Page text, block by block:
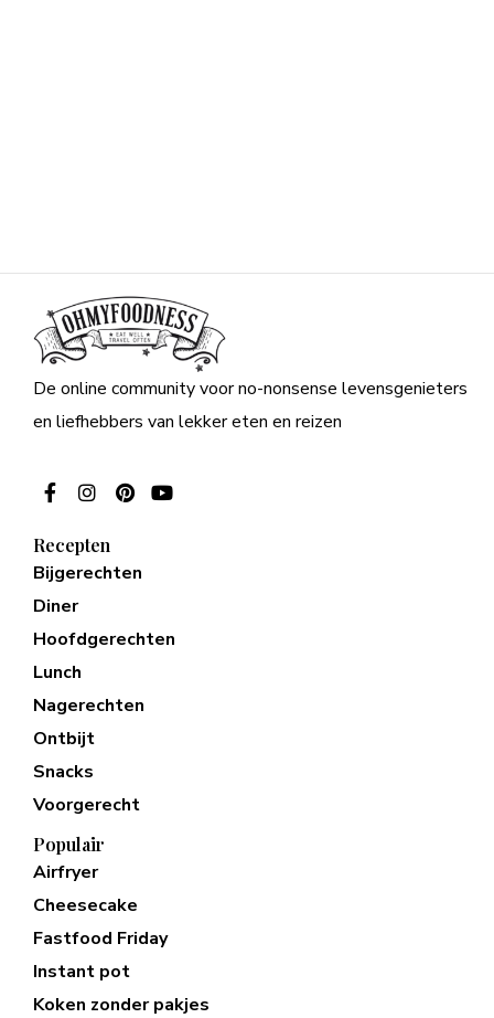
De online community voor no-nonsense levensgenieters
en liefhebbers van lekker eten en reizen
Recepten
Bijgerechten
Diner
Hoofdgerechten
Lunch
Nagerechten
Ontbijt
Snacks
Voorgerecht
Populair
Airfryer
Cheesecake
Fastfood Friday
Instant pot
Koken zonder pakjes